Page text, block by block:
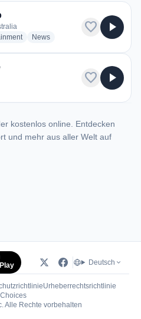
radio stations
Newsradio stations
favorite play_arrow
favorite play_arrow
kostenlos online. Entdecken
und mehr aus aller Welt auf
Deutsch
Urheberrechtsrichtlinie
(öffnet in neuem Tab)
Alle Rechte vorbehalten